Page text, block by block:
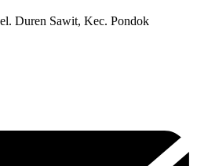
Duren Sawit, Kec. Pondok